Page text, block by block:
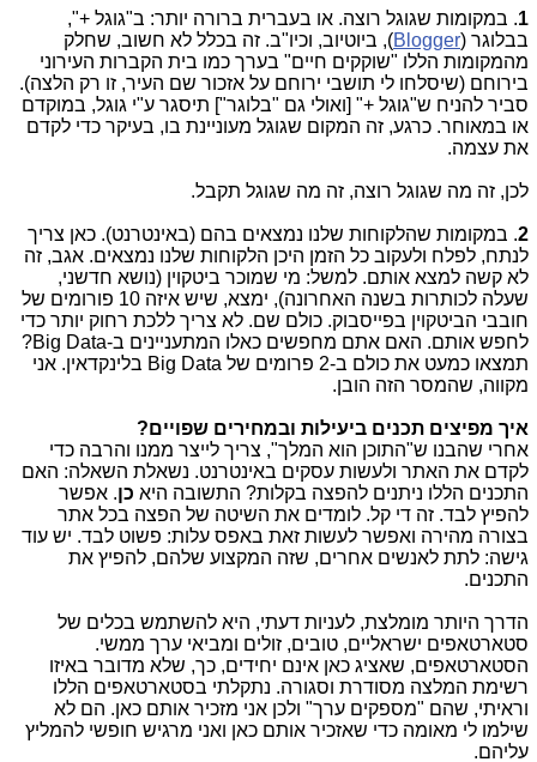
1. במקומות שגוגל רוצה. או בעברית ברורה יותר: ב"גוגל +",
בבלוגר (Blogger), ביוטיוב, וכיו"ב. זה בכלל לא חשוב, שחלק
מהמקומות הללו "שוקקים חיים" בערך כמו בית הקברות העירוני
בירוחם (שיסלחו לי תושבי ירוחם על אזכור שם העיר, זו רק הלצה).
סביר להניח ש"גוגל +" [ואולי גם "בלוגר"] תיסגר ע"י גוגל, במוקדם
או במאוחר. כרגע, זה המקום שגוגל מעוניינת בו, בעיקר כדי לקדם
את עצמה.
לכן, זה מה שגוגל רוצה, זה מה שגוגל תקבל.
2. במקומות שהלקוחות שלנו נמצאים בהם (באינטרנט). כאן צריך
לנתח, לפלח ולעקוב כל הזמן היכן הלקוחות שלנו נמצאים. אגב, זה
לא קשה למצא אותם. למשל: מי שמוכר ביטקוין (נושא חדשני,
שעלה לכותרות בשנה האחרונה), ימצא, שיש איזה 10 פורומים של
חובבי הביטקוין בפייסבוק. כולם שם. לא צריך ללכת רחוק יותר כדי
לחפש אותם. האם אתם מחפשים כאלו המתעניינים ב-Big Data?
תמצאו כמעט את כולם ב-2 פרומים של Big Data בלינקדאין. אני
מקווה, שהמסר הזה הובן.
איך מפיצים תכנים ביעילות ובמחירים שפויים?
אחרי שהבנו ש"התוכן הוא המלך", צריך לייצר ממנו והרבה כדי
לקדם את האתר ולעשות עסקים באינטרנט. נשאלת השאלה: האם
התכנים הללו ניתנים להפצה בקלות? התשובה היא כן. אפשר
להפיץ לבד. זה די קל. לומדים את השיטה של הפצה בכל אתר
בצורה מהירה ואפשר לעשות זאת באפס עלות: פשוט לבד. יש עוד
גישה: לתת לאנשים אחרים, שזה המקצוע שלהם, להפיץ את
התכנים.
הדרך היותר מומלצת, לעניות דעתי, היא להשתמש בכלים של
סטארטאפים ישראליים, טובים, זולים ומביאי ערך ממשי.
הסטארטאפים, שאציג כאן אינם יחידים, כך, שלא מדובר באיזו
רשימת המלצה מסודרת וסגורה. נתקלתי בסטארטאפים הללו
וראיתי, שהם "מספקים ערך" ולכן אני מזכיר אותם כאן. הם לא
שילמו לי מאומה כדי שאזכיר אותם כאן ואני מרגיש חופשי להמליץ
עליהם.